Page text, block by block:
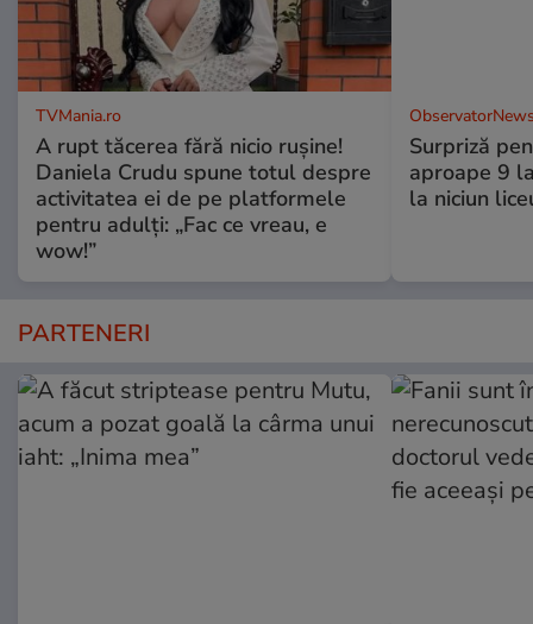
TVMania.ro
A rupt tăcerea fără nicio rușine!
Daniela Crudu spune totul despre
activitatea ei de pe platformele
pentru adulți: „Fac ce vreau, e
wow!”
Surpriză
aproape 9
la niciun
PARTENERI